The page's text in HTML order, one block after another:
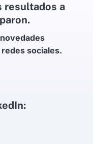
resultados a
sociales.